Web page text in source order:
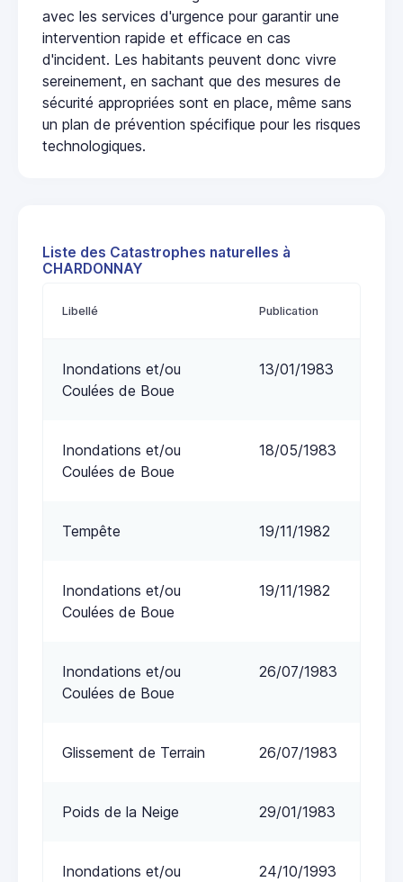
avec les services d'urgence pour garantir une
intervention rapide et efficace en cas
d'incident. Les habitants peuvent donc vivre
sereinement, en sachant que des mesures de
sécurité appropriées sont en place, même sans
un plan de prévention spécifique pour les risques
technologiques.
Liste des Catastrophes naturelles à
CHARDONNAY
Libellé Publication
Inondations et/ou
Coulées de Boue
13/01/1983
Inondations et/ou
Coulées de Boue
18/05/1983
Tempête 19/11/1982
Inondations et/ou
Coulées de Boue
19/11/1982
Inondations et/ou
Coulées de Boue
26/07/1983
Glissement de Terrain 26/07/1983
Poids de la Neige 29/01/1983
Inondations et/ou
24/10/1993